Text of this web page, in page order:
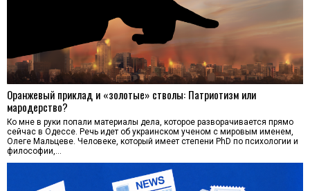
Оранжевый приклад и «золотые» стволы: Патриотизм или
мародерство?
Ко мне в руки попали материалы дела, которое разворачивается прямо
сейчас в Одессе. Речь идет об украинском ученом с мировым именем,
Олеге Мальцеве. Человеке, который имеет степени PhD по психологии и
философии,…